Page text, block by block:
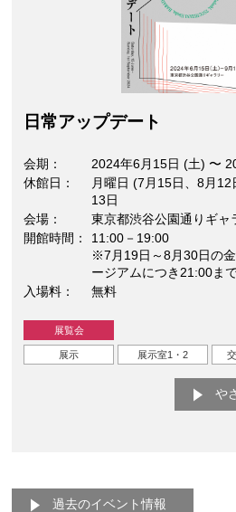
⽇常アップデート
会期 2024年6月15日 (土) 〜
休館日
月曜日 (7月15日、8月
13日
会場
東京都渋谷公園通りギャ
開館時間
11:00－19:00
※7月19日～8月30日の
ージアムにつき21:00ま
入場料
無料
展覧会
展示 展示室1・2
や
過去のイベント情報